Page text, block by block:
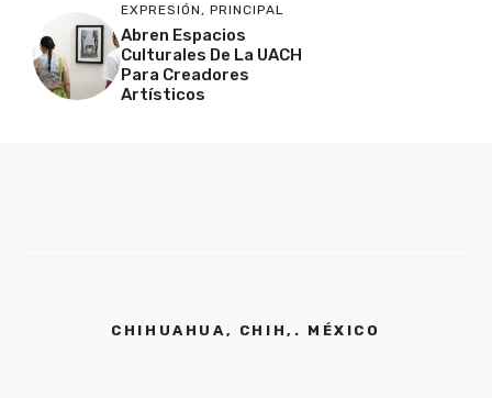
EXPRESIÓN , PRINCIPAL
Abren Espacios
Culturales De La UACH
Para Creadores
Artísticos
CHIHUAHUA, CHIH,. MÉXICO